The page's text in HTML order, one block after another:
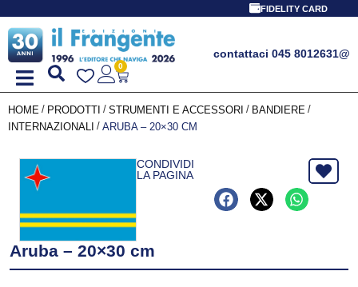
FIDELITY CARD
contattaci 045 8012631@
0
HOME / PRODOTTI / STRUMENTI E ACCESSORI / BANDIERE /
INTERNAZIONALI
/ ARUBA – 20×30 CM
CONDIVIDI
LA PAGINA
Aruba – 20×30 cm